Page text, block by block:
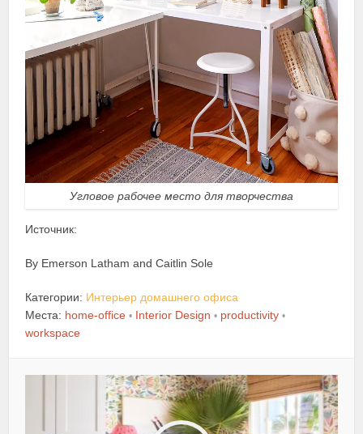
Угловое рабочее место для творчества
Источник:
By Emerson Latham and Caitlin Sole
Категории: Интерьер домашнего офиса
Места: home-office • Interior Design • productivity •
workspace